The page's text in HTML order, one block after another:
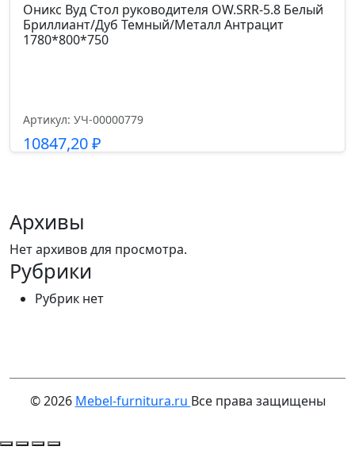
Оникс Вуд Стол руководителя OW.SRR-5.8 Белый
Бриллиант/Дуб Темный/Металл Антрацит
1780*800*750
Артикул: УЧ-00000779
10847,20₽
Архивы
Нет архивов для просмотра.
Рубрики
Рубрик нет
© 2026 Mebel-furnitura.ru Все права защищены